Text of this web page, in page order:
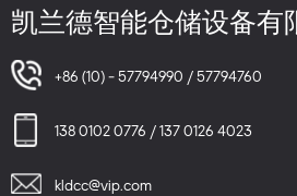
凯兰德智能仓储设备有
+86 (10) - 57794990 / 57794760
138 0102 0776 / 137 0126 4023
kldcc@vip.com